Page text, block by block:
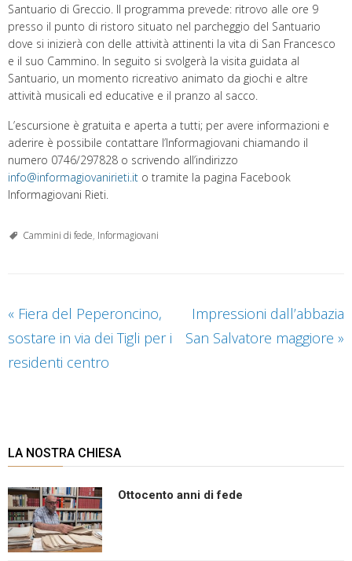
Santuario di Greccio. Il programma prevede: ritrovo alle ore 9
presso il punto di ristoro situato nel parcheggio del Santuario
dove si inizierà con delle attività attinenti la vita di San Francesco
e il suo Cammino. In seguito si svolgerà la visita guidata al
Santuario, un momento ricreativo animato da giochi e altre
attività musicali ed educative e il pranzo al sacco.
L’escursione è gratuita e aperta a tutti; per avere informazioni e
aderire è possibile contattare l’Informagiovani chiamando il
numero 0746/297828 o scrivendo all’indirizzo
info@informagiovanirieti.it o tramite la pagina Facebook
Informagiovani Rieti.
Cammini di fede, Informagiovani
« Fiera del Peperoncino,
sostare in via dei Tigli per i
residenti centro
Impressioni dall’abbazia
San Salvatore maggiore »
LA NOSTRA CHIESA
Ottocento anni di fede